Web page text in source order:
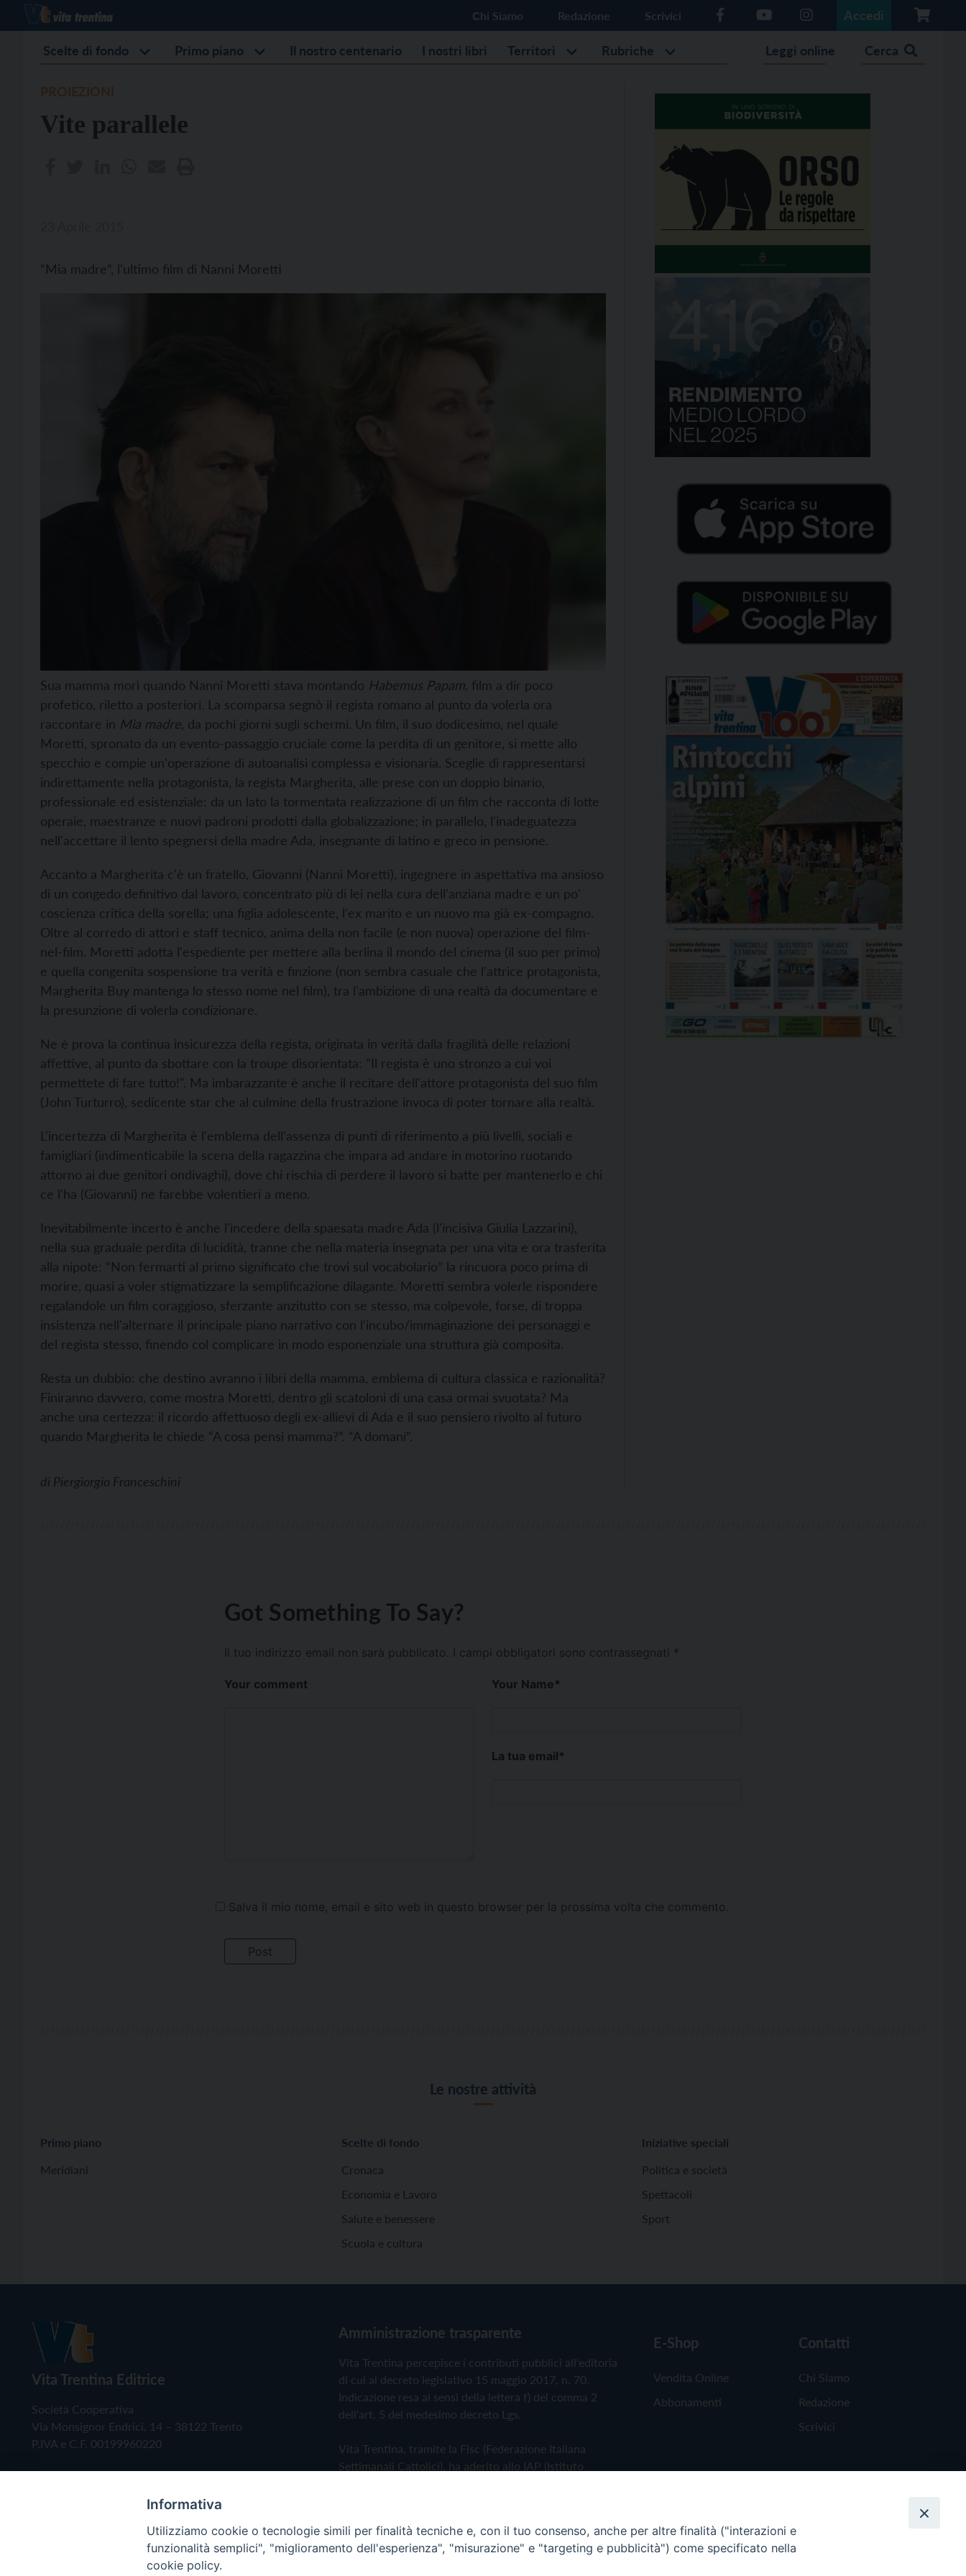
Chi Siamo Redazione Scrivici Accedi
Scelte di fondo Primo piano Il nostro centenario I nostri libri Territori Rubriche Leggi online Cerca
Vite parallele
“Mia madre”, l'ultimo film di Nanni Moretti
Sua mamma morì quando Nanni Moretti stava montando Habemus Papam , film a dir poco
profetico, riletto a posteriori. La scomparsa segnò il regista romano al punto da volerla ora
raccontare in Mia madre , da pochi giorni sugli schermi. Un film, il suo dodicesimo, nel quale
Moretti, spronato da un evento-passaggio cruciale come la perdita di un genitore, si mette allo
specchio e compie un'operazione di autoanalisi complessa e visionaria. Sceglie di rappresentarsi
indirettamente nella protagonista, la regista Margherita, alle prese con un doppio binario,
professionale ed esistenziale: da un lato la tormentata realizzazione di un film che racconta di lotte
operaie, maestranze e nuovi padroni prodotti dalla globalizzazione; in parallelo, l'inadeguatezza
nell'accettare il lento spegnersi della madre Ada, insegnante di latino e greco in pensione.
Accanto a Margherita c'è un fratello, Giovanni (Nanni Moretti), ingegnere in aspettativa ma ansioso
di un congedo definitivo dal lavoro, concentrato più di lei nella cura dell'anziana madre e un po'
coscienza critica della sorella; una figlia adolescente, l'ex marito e un nuovo ma già ex-compagno.
Oltre al corredo di attori e staff tecnico, anima della non facile (e non nuova) operazione del film-
nel-film. Moretti adotta l'espediente per mettere alla berlina il mondo del cinema (il suo per primo)
e quella congenita sospensione tra verità e finzione (non sembra casuale che l'attrice protagonista,
Margherita Buy mantenga lo stesso nome nel film), tra l'ambizione di una realtà da documentare e
la presunzione di volerla condizionare.
Ne è prova la continua insicurezza della regista, originata in verità dalla fragilità delle relazioni
affettive, al punto da sbottare con la troupe disorientata: "Il regista è uno stronzo a cui voi
permettete di fare tutto!". Ma imbarazzante è anche il recitare dell'attore protagonista del suo film
(John Turturro), sedicente star che al culmine della frustrazione invoca di poter tornare alla realtà.
L'incertezza di Margherita è l'emblema dell'assenza di punti di riferimento a più livelli, sociali e
famigliari (indimenticabile la scena della ragazzina che impara ad andare in motorino ruotando
attorno ai due genitori ondivaghi), dove chi rischia di perdere il lavoro si batte per mantenerlo e chi
ce l'ha (Giovanni) ne farebbe volentieri a meno.
Inevitabilmente incerto è anche l'incedere della spaesata madre Ada (l'incisiva Giulia Lazzarini),
nella sua graduale perdita di lucidità, tranne che nella materia insegnata per una vita e ora trasferita
alla nipote: “Non fermarti al primo significato che trovi sul vocabolario” la rincuora poco prima di
morire, quasi a voler stigmatizzare la semplificazione dilagante. Moretti sembra volerle rispondere
regalandole un film coraggioso, sferzante anzitutto con se stesso, ma colpevole, forse, di troppa
insistenza nell'alternare il principale piano narrativo con l'incubo/immaginazione dei personaggi e
del regista stesso, finendo col complicare in modo esponenziale una struttura già composita.
Resta un dubbio: che destino avranno i libri della mamma, emblema di cultura classica e razionalità?
Finiranno davvero, come mostra Moretti, dentro gli scatoloni di una casa ormai svuotata? Ma
anche una certezza: il ricordo affettuoso degli ex-allievi di Ada e il suo pensiero rivolto al futuro
quando Margherita le chiede “A cosa pensi mamma?”. “A domani”.
di Piergiorgio Franceschini
Got Something To Say?
Il tuo indirizzo email non sarà pubblicato. I campi obbligatori sono contrassegnati *
Your comment Your Name*
La tua email*
Salva il mio nome, email e sito web in questo browser per la prossima volta che commento.
Le nostre attività
Primo piano
Meridiani
Scelte di fondo
Cronaca
Economia e Lavoro
Salute e benessere
Scuola e cultura
Iniziative speciali
Politica e società
Spettacoli
Sport
Vita Trentina Editrice
Società Cooperativa
Via Monsignor Endrici, 14 – 38122 Trento
P.IVA e C.F. 00199960220
Amministrazione trasparente
Vita Trentina percepisce i contributi pubblici all'editoria
di cui al decreto legislativo 15 maggio 2017, n. 70.
Indicazione resa ai sensi della lettera f) del comma 2
dell'art. 5 del medesimo decreto Lgs.
Vita Trentina, tramite la Fisc (Federazione Italiana
Settimanali Cattolici), ha aderito allo IAP (Istituto
Privacy Policy Cookie Policy
E-Shop
Vendita Online
Abbonamenti
Contatti
Chi Siamo
Redazione
Scrivici
Informativa
Utilizziamo cookie o tecnologie simili per finalità tecniche e, con il tuo consenso, anche per altre finalità ("interazioni e
funzionalità semplici", "miglioramento dell'esperienza", "misurazione" e "targeting e pubblicità") come specificato nella
cookie policy.